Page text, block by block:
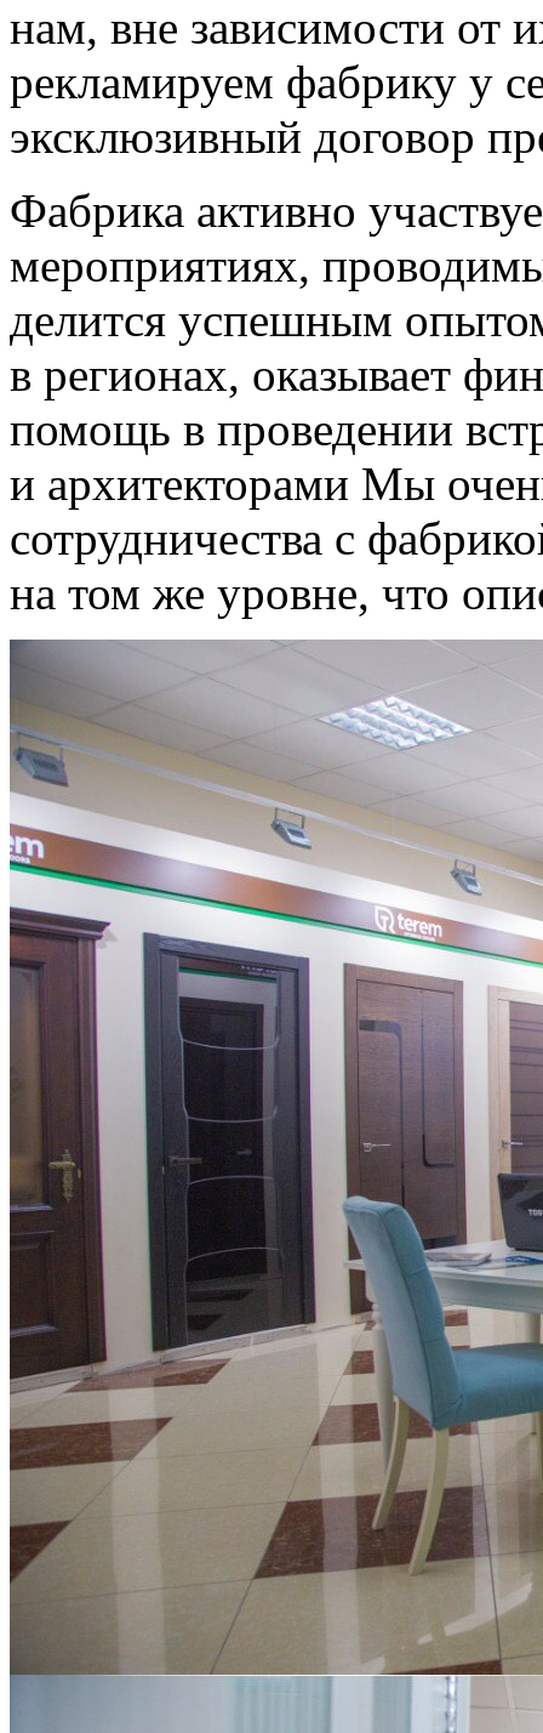
нам, вне зависимости от
рекламируем фабрику у
эксклюзивный договор
Фабрика активно
мероприятиях,
делится успешным
в регионах, оказывает
помощь в проведении
и архитекторами Мы
сотрудничества с
на том же уровне, что